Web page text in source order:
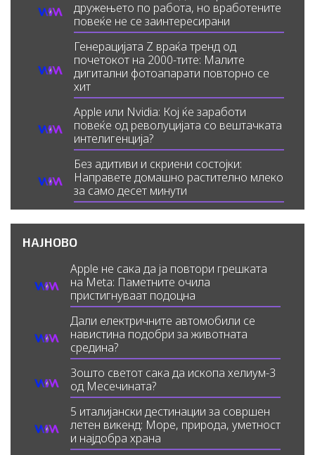
дружењето по работа, но вработените
повеќе не се заинтересирани
Генерацијата Z враќа тренд од
почетокот на 2000-тите: Малите
дигитални фотоапарати повторно се
хит
Apple или Nvidia: Кој ќе заработи
повеќе од револуцијата со вештачката
интелигенција?
Без адитиви и скриени состојки:
Направете домашно растително млеко
за само десет минути
НАЈНОВО
Apple не сака да ја повтори грешката
на Meta: Паметните очила
пристигнуваат подоцна
Дали електричните автомобили се
навистина подобри за животната
средина?
Зошто светот сака да ископа хелиум-3
од Месечината?
5 италијански дестинации за совршен
летен викенд: Море, природа, уметност
и најдобра храна